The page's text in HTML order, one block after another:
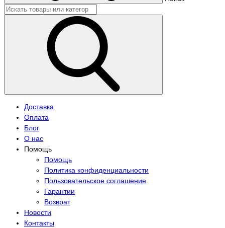
Доставка
Оплата
Блог
О нас
Помощь
Помощь
Политика конфиденциальности
Пользовательское соглашение
Гарантии
Возврат
Новости
Контакты